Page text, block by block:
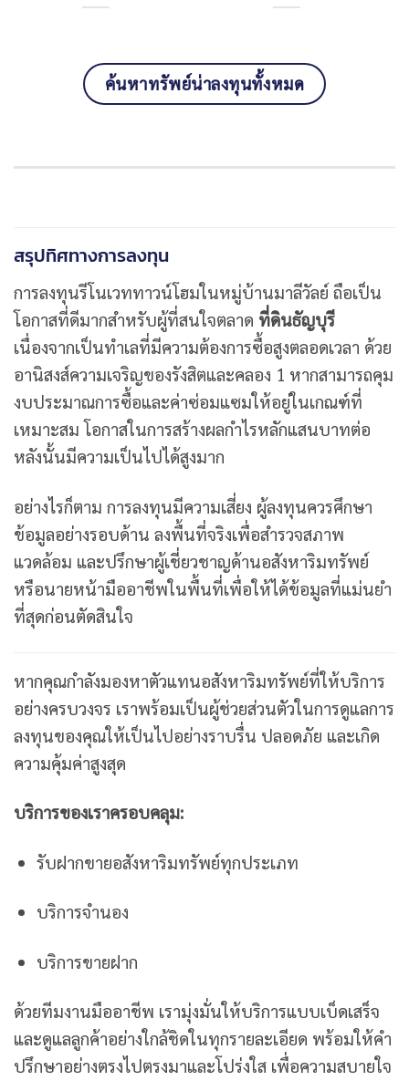
ค้นหาทรัพย์น่าลงทุนทั้งหมด
สรุปทิศทางการลงทุน
การลงทุนรีโนเวททาวน์โฮมในหมู่บ้านมาลีวัลย์ ถือเป็น
โอกาสที่ดีมากสำหรับผู้ที่สนใจตลาด ที่ดินธัญบุรี
เนื่องจากเป็นทำเลที่มีความต้องการซื้อสูงตลอดเวลา ด้วย
อานิสงส์ความเจริญของรังสิตและคลอง 1 หากสามารถคุม
งบประมาณการซื้อและค่าซ่อมแซมให้อยู่ในเกณฑ์ที่
เหมาะสม โอกาสในการสร้างผลกำไรหลักแสนบาทต่อ
หลังนั้นมีความเป็นไปได้สูงมาก
อย่างไรก็ตาม การลงทุนมีความเสี่ยง ผู้ลงทุนควรศึกษา
ข้อมูลอย่างรอบด้าน ลงพื้นที่จริงเพื่อสำรวจสภาพ
แวดล้อม และปรึกษาผู้เชี่ยวชาญด้านอสังหาริมทรัพย์
หรือนายหน้ามืออาชีพในพื้นที่เพื่อให้ได้ข้อมูลที่แม่นยำ
ที่สุดก่อนตัดสินใจ
หากคุณกำลังมองหาตัวแทนอสังหาริมทรัพย์ที่ให้บริการ
อย่างครบวงจร เราพร้อมเป็นผู้ช่วยส่วนตัวในการดูแลการ
ลงทุนของคุณให้เป็นไปอย่างราบรื่น ปลอดภัย และเกิด
ความคุ้มค่าสูงสุด
บริการของเราครอบคลุม:
รับฝากขายอสังหาริมทรัพย์ทุกประเภท
บริการจำนอง
บริการขายฝาก
ด้วยทีมงานมืออาชีพ เรามุ่งมั่นให้บริการแบบเบ็ดเสร็จ
และดูแลลูกค้าอย่างใกล้ชิดในทุกรายละเอียด พร้อมให้คำ
ปรึกษาอย่างตรงไปตรงมาและโปร่งใส เพื่อความสบายใจ